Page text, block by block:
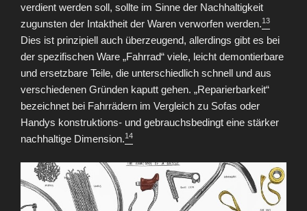
verdient werden soll, sollte im Sinne der Nachhaltigkeit
zugunsten der Intaktheit der Waren verworfen werden.13
Dies ist prinzipiell auch überzeugend, allerdings gibt es bei
der spezifischen Ware „Fahrrad“ viele, leicht demontierbare
und ersetzbare Teile, die unterschiedlich schnell und aus
verschiedenen Gründen kaputt gehen. „Reparierbarkeit“
bezeichnet bei Fahrrädern im Vergleich zu Sofas oder
Handys konstruktions- und gebrauchsbedingt eine stärker
nachhaltige Dimension.14